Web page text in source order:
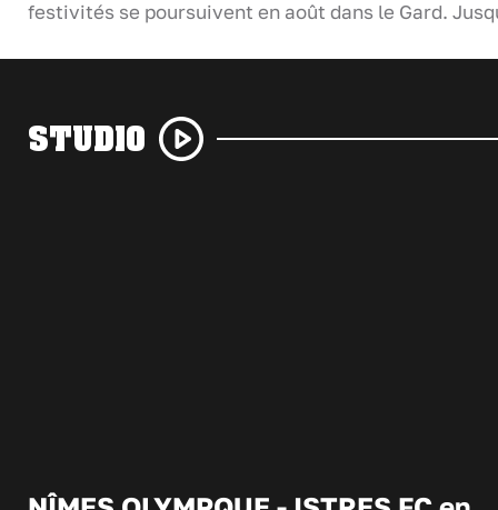
festivités se poursuivent en août dans le Gard.
STUDIO